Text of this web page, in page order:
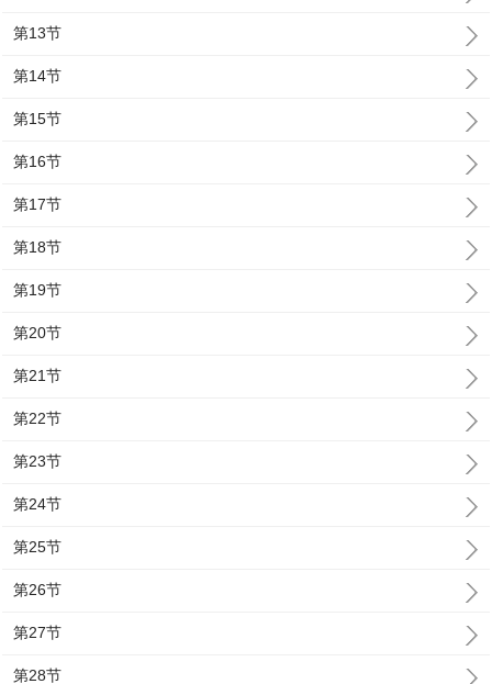
第13节
第14节
第15节
第16节
第17节
第18节
第19节
第20节
第21节
第22节
第23节
第24节
第25节
第26节
第27节
第28节